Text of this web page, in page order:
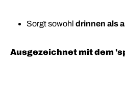
Sorgt sowohl drinnen als
Ausgezeichnet mit dem